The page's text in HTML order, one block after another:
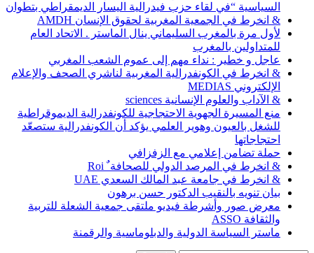
السياسية “في لقاء حزب فيدرالية اليسار الديمقراطي بتطوان
& انخرط في الجمعية المغربية لحقوق الإنسان AMDH
لأول مرة بالمغرب السليماني ينال الماستر . الاتحاد العام
للمتداولين بالمغرب
عاجل و خطير : نداء مهم إلى عموم الشعب المغربي
& انخرط في الكونفدرالية المغربية لناشري الصحف والإعلام
الإلكتروني MEDIAS
& الآداب والعلوم الإنسانية sciences
منع المسيرة الجهوية الاحتجاجية للكونفدرالية الديموقراطية
للشغل بالعيون وهوير العلمي يؤكد أن الكونفدرالية ستصعّد
احتجاجاتها
حملة تضامن إعلامي مع الزفزافي
& انخرط في المرصد الدولي للصحافة ٌ Roi
& انخرط في جامعة عبد المالك السعدي UAE
بيان تنويه بالنقيب الدكتور حسن برهون
معرض صور وأشرطة فيديو ملتقى جمعية الشعلة للتربية
والثقافة ASSO
ماستر السياسة الدولية والدبلوماسية والرقمنة